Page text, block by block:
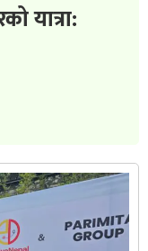
यात्रा: